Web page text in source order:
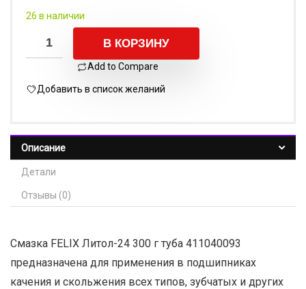
26 в наличии
В КОРЗИНУ
Add to Compare
Добавить в список желаний
Описание
Детали
Отзывы (0)
Смазка FELIX Литол-24 300 г туба 411040093
предназначена для применения в подшипниках
качения и скольжения всех типов, зубчатых и других